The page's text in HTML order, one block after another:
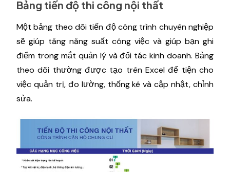
Một bảng theo dõi tiến độ công trình chuyên nghiệp
sẽ giúp tăng năng suất công việc và giúp bạn ghi
điểm trong mắt quản lý và đối tác kinh doanh. Bảng